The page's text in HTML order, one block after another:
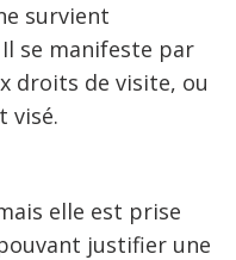
survient
se manifeste par
droits de visite, ou
visé.
elle est prise
justifier une